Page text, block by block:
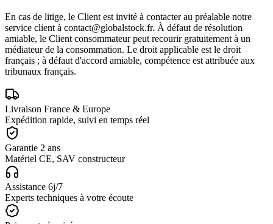
En cas de litige, le Client est invité à contacter au préalable notre
service client à contact@globalstock.fr. À défaut de résolution
amiable, le Client consommateur peut recourir gratuitement à un
médiateur de la consommation. Le droit applicable est le droit
français ; à défaut d'accord amiable, compétence est attribuée aux
tribunaux français.
Livraison France & Europe
Expédition rapide, suivi en temps réel
Garantie 2 ans
Matériel CE, SAV constructeur
Assistance 6j/7
Experts techniques à votre écoute